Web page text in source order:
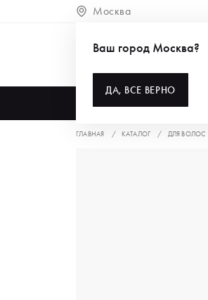
Москва
Ваш город Москва?
ДА, ВСЕ ВЕРНО
ГЛАВНАЯ КАТАЛОГ ДЛЯ ВОЛОС